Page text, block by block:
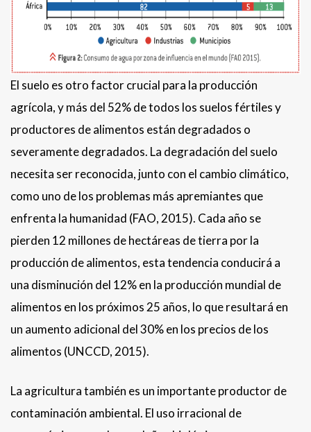
El suelo es otro factor crucial para la producción
agrícola, y más del 52% de todos los suelos fértiles y
productores de alimentos están degradados o
severamente degradados. La degradación del suelo
necesita ser reconocida, junto con el cambio climático,
como uno de los problemas más apremiantes que
enfrenta la humanidad (FAO, 2015). Cada año se
pierden 12 millones de hectáreas de tierra por la
producción de alimentos, esta tendencia conducirá a
una disminución del 12% en la producción mundial de
alimentos en los próximos 25 años, lo que resultará en
un aumento adicional del 30% en los precios de los
alimentos (UNCCD, 2015).
La agricultura también es un importante productor de
contaminación ambiental. El uso irracional de